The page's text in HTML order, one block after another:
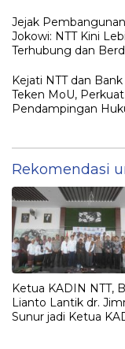
Gelar “RAJA TIMOR”
Kepada JOKO
Jejak Pembangunan
Jokowi: NTT Kini
Terhubung dan
Kejati NTT dan Bank
Teken MoU, Perkuat
Pendampingan
Rekomendasi
Ketua KADIN NTT,
Lianto Lantik dr.
Sunur jadi Ketua